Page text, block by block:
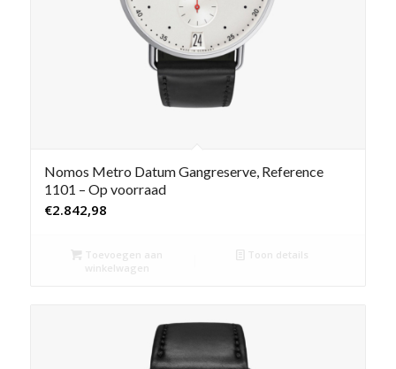
Nomos Metro Datum Gangreserve, Reference
1101 – Op voorraad
€2.842,98
Toevoegen aan
winkelwagen
Toon details